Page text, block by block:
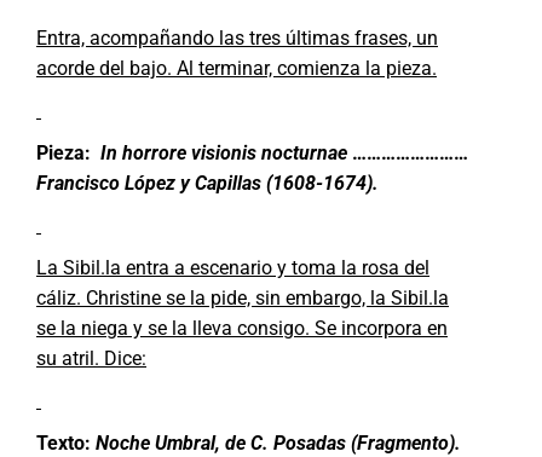
Entra, acompañando las tres últimas frases, un
acorde del bajo. Al terminar, comienza la pieza.
Pieza: In horrore visionis nocturnae ……………………
Francisco López y Capillas (1608-1674).
La Sibil.la entra a escenario y toma la rosa del
cáliz. Christine se la pide, sin embargo, la Sibil.la
se la niega y se la lleva consigo. Se incorpora en
su atril. Dice:
Texto: Noche Umbral, de C. Posadas (Fragmento).